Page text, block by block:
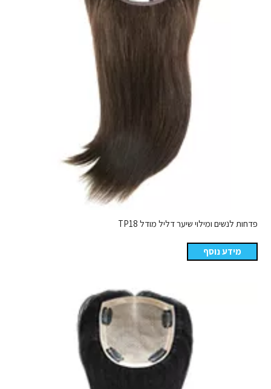
פדחות לנשים ומילוי שיער דליל מודל TP18
מידע נוסף